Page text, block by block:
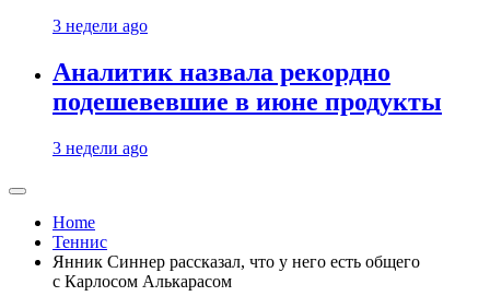
3 недели ago
Аналитик назвала рекордно
подешевевшие в июне продукты
3 недели ago
Home
Теннис
Янник Синнер рассказал, что у него есть общего
с Карлосом Алькарасом